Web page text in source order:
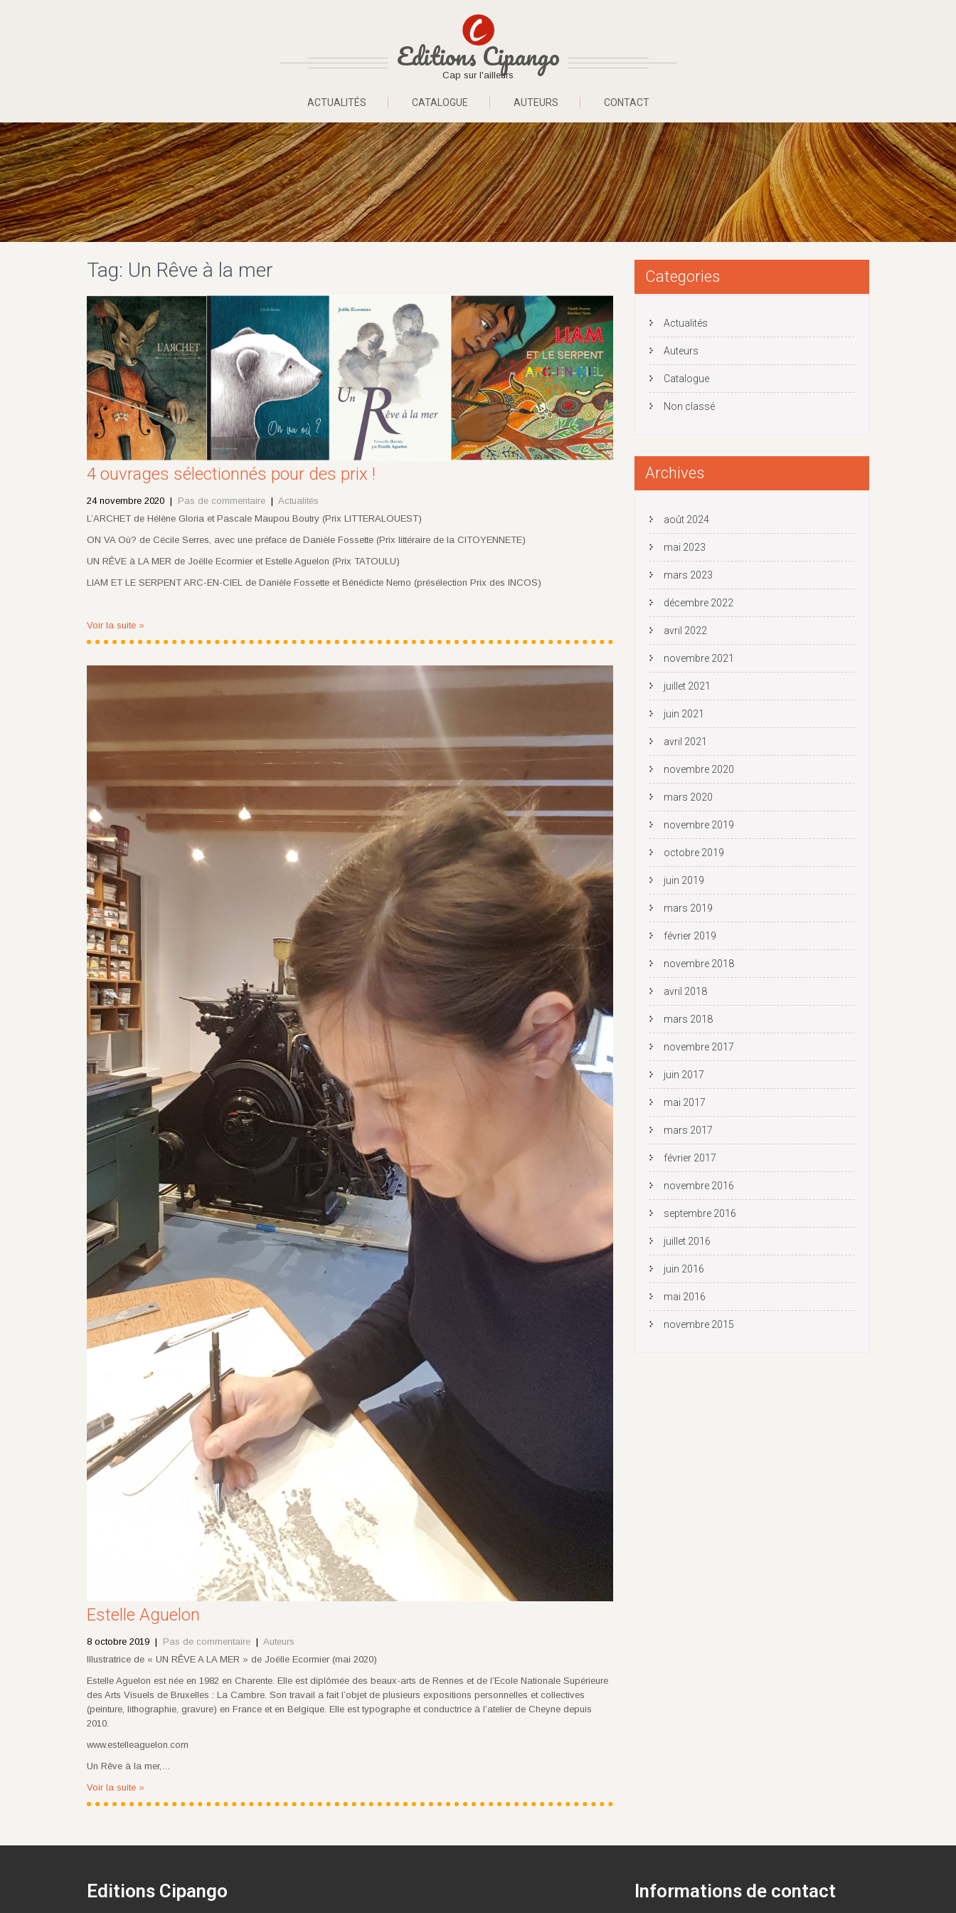
Editions Cipango
Cap sur l'ailleurs
ACTUALITÉS CATALOGUE AUTEURS CONTACT
Tag: Un Rêve à la mer
4 ouvrages sélectionnés pour des prix !
24 novembre 2020 | Pas de commentaire | Actualités
L’ARCHET de Hélène Gloria et Pascale Maupou Boutry (Prix LITTERALOUEST)
ON VA Où? de Cécile Serres, avec une préface de Danièle Fossette (Prix littéraire de la CITOYENNETE)
UN RÊVE à LA MER de Joëlle Ecormier et Estelle Aguelon (Prix TATOULU)
LIAM ET LE SERPENT ARC-EN-CIEL de Danièle Fossette et Bénédicte Nemo (présélection Prix des INCOS)
Voir la suite »
Estelle Aguelon
8 octobre 2019 | Pas de commentaire | Auteurs
Illustratrice de « UN RÊVE A LA MER » de Joëlle Ecormier (mai 2020)
Estelle Aguelon est née en 1982 en Charente. Elle est diplômée des beaux-arts de Rennes et de l’Ecole Nationale Supérieure
des Arts Visuels de Bruxelles : La Cambre. Son travail a fait l’objet de plusieurs expositions personnelles et collectives
(peinture, lithographie, gravure) en France et en Belgique. Elle est typographe et conductrice à l’atelier de Cheyne depuis
2010.
www.estelleaguelon.com
Un Rêve à la mer,…
Voir la suite »
Categories
Actualités
Auteurs
Catalogue
Non classé
Archives
août 2024
mai 2023
mars 2023
décembre 2022
avril 2022
novembre 2021
juillet 2021
juin 2021
avril 2021
novembre 2020
mars 2020
novembre 2019
octobre 2019
juin 2019
mars 2019
février 2019
novembre 2018
avril 2018
mars 2018
novembre 2017
juin 2017
mai 2017
mars 2017
février 2017
novembre 2016
septembre 2016
juillet 2016
juin 2016
mai 2016
novembre 2015
Editions Cipango Informations de contact